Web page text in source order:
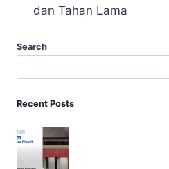
dan Tahan Lama
Search
Recent Posts